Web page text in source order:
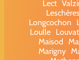
Lect
Leschères
Longcochon
Loulle
Maisod
Marigny